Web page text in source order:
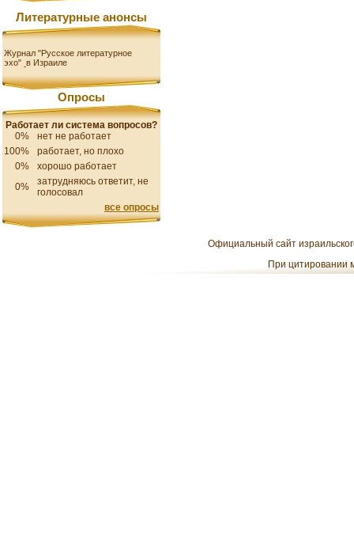
Литературные анонсы
Журнал "Русское литературное
эхо" в Израиле
Опросы
Работает ли система вопросов?
0%
нет не работает
100%
работает, но плохо
0%
хорошо работает
0%
затрудняюсь ответит, не
голосовал
все опросы
Официальный сайт
При цитировании